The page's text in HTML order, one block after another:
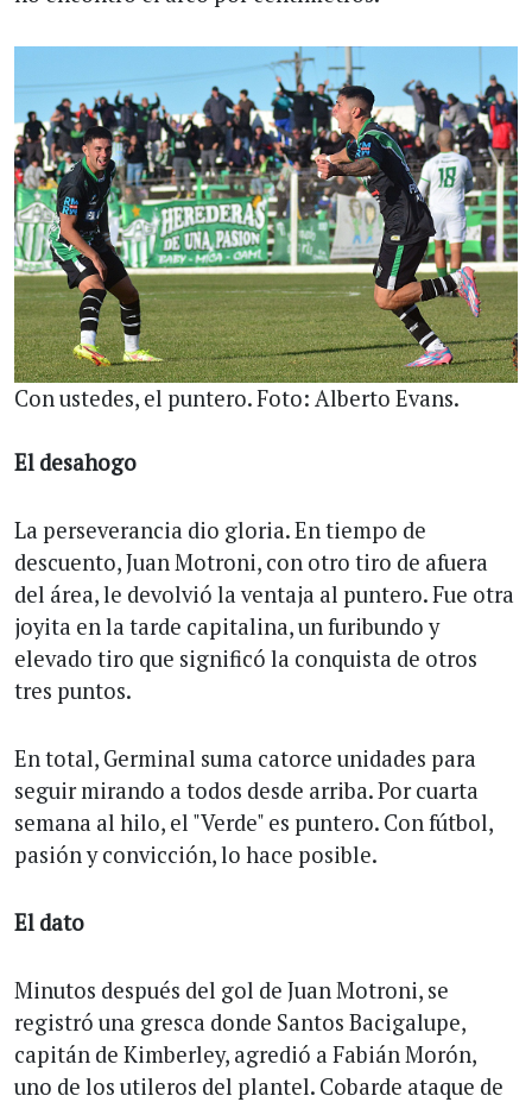
Con ustedes, el puntero. Foto: Alberto Evans.
El desahogo
La perseverancia dio gloria. En tiempo de
descuento, Juan Motroni, con otro tiro de afuera
del área, le devolvió la ventaja al puntero. Fue otra
joyita en la tarde capitalina, un furibundo y
elevado tiro que significó la conquista de otros
tres puntos.
En total, Germinal suma catorce unidades para
seguir mirando a todos desde arriba. Por cuarta
semana al hilo, el "Verde" es puntero. Con fútbol,
pasión y convicción, lo hace posible.
El dato
Minutos después del gol de Juan Motroni, se
registró una gresca donde Santos Bacigalupe,
capitán de Kimberley, agredió a Fabián Morón,
uno de los utileros del plantel. Cobarde ataque de